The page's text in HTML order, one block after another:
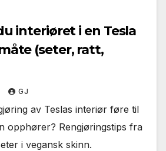
interiøret i en Tesla
(seter, ratt,
GJ
av Teslas interiør føre til
opphører? Rengjøringstips fra
i vegansk skinn.